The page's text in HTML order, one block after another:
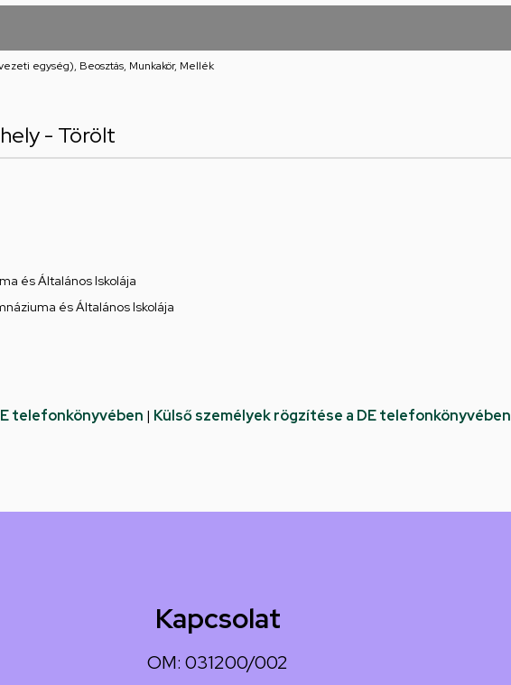
egység), Beosztás, Munkakör, Mellék
- Törölt
és Általános Iskolája
és Általános Iskolája
telefonkönyvében | Külső személyek rögzítése a DE telefonkönyvében
Kapcsolat
OM: 031200/002